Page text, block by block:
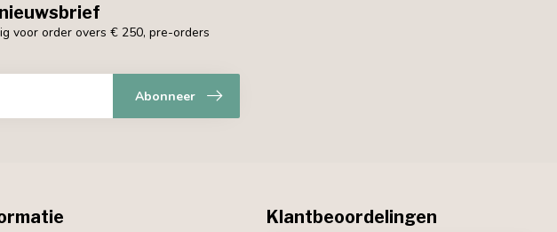
voor order overs € 250, pre-orders
Abonneer
Klantbeoordelingen